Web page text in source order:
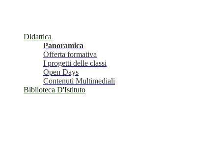
Didattica
Panoramica
Offerta formativa
I progetti delle classi
Open Days
Contenuti Multimediali
Biblioteca D'Istituto